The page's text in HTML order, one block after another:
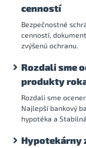
cenností
Bezpečnostné
cenností,
zvýšenú ochranu.
Rozdali sme
produkty
Rozdali sme
Najlepší bankový
hypotéka a
Hypotekárny